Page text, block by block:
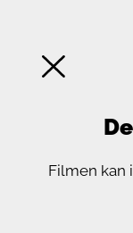
Filmen kan